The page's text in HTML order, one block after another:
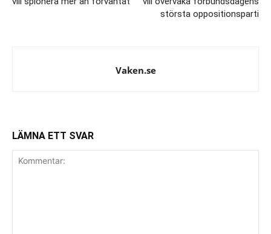
största oppositionsparti
Vaken.se
LÄMNA ETT SVAR